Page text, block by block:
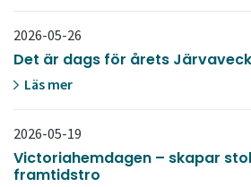
2026-05-26
Det är dags för årets
Läs mer
2026-05-19
Victoriahemdagen – skapar
framtidstro